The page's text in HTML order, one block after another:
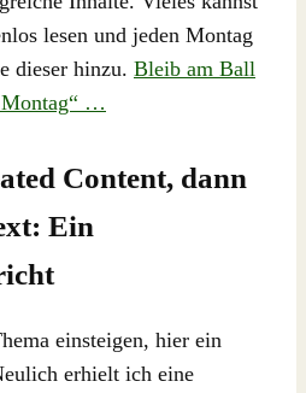
lesen und jeden Montag
dieser hinzu. Bleib am Ball
Montag“ …
Content, dann
Ein
einsteigen, hier ein
erhielt ich eine